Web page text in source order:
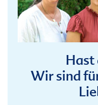
Hast
Wir sind